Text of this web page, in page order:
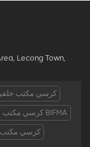
Lecong Town,
كرسي مكتب
كرسي مكتب BIFMA
كرسي مكتب